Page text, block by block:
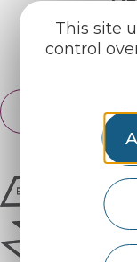
This site
control
English
Français